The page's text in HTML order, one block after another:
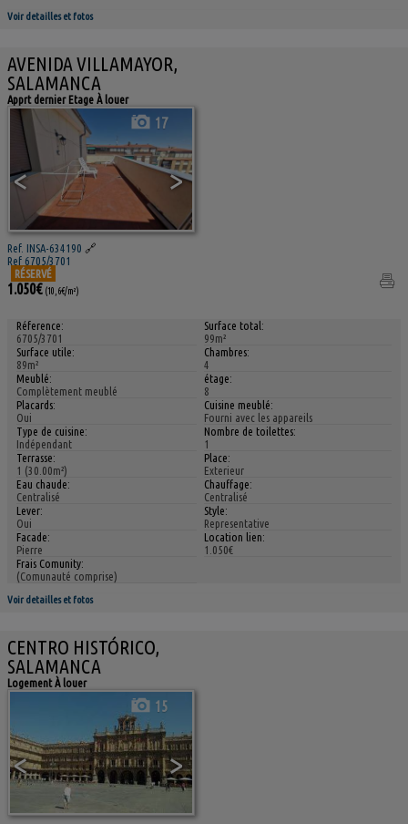
Voir detailles et fotos
AVENIDA VILLAMAYOR,
SALAMANCA
Apprt dernier Etage À louer
< >
17
Ref. INSA-634190 🔗
Ref 6705/3701
RÉSERVÉ
1.050€ (10,6€/m²)
Réference:
6705/3701
Surface total:
99m²
Surface utile:
89m²
Chambres:
4
Meublé:
Complètement meublé
étage:
8
Placards:
Oui
Cuisine meublé:
Fourni avec les appareils
Type de cuisine:
Indépendant
Nombre de toilettes:
1
Terrasse:
1 (30.00m²)
Place:
Exterieur
Eau chaude:
Centralisé
Chauffage:
Centralisé
Lever:
Oui
Style:
Representative
Facade:
Pierre
Location lien:
1.050€
Frais Comunity:
(Comunauté comprise)
Voir detailles et fotos
CENTRO HISTÓRICO,
SALAMANCA
Logement À louer
< >
15